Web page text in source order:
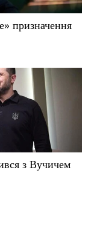
призначення
з Вучичем